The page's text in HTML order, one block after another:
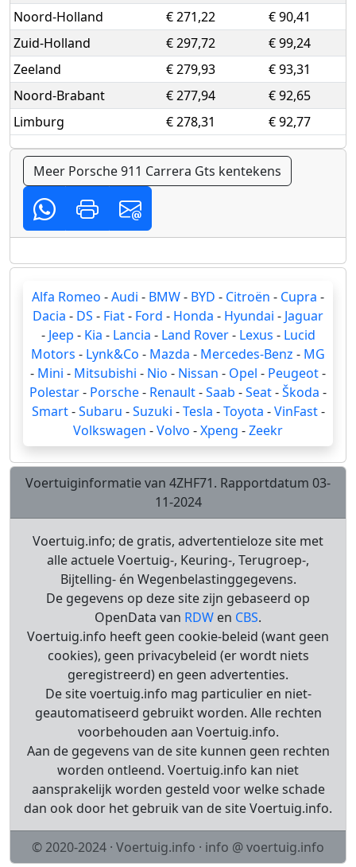
Noord-Holland
€ 271,22
€ 90,41
Zuid-Holland
€ 297,72
€ 99,24
Zeeland
€ 279,93
€ 93,31
Noord-Brabant
€ 277,94
€ 92,65
Limburg
€ 278,31 € 92,77
Meer Porsche 911 Carrera Gts kentekens
Alfa Romeo -Audi - BMW- BYD - Citroën - Cupra -
Dacia - DS - Fiat- Ford - Honda - Hyundai - Jaguar
- Jeep - Kia - Lancia - Land Rover- Lexus - Lucid
Motors - Lynk&Co - Mazda - Mercedes-Benz - MG
- Mini - Mitsubishi - Nio - Nissan - Opel - Peugeot-
Polestar- Porsche- Renault-Saab -Seat-Škoda -
Smart-Subaru -Suzuki -Tesla -Toyota -VinFast-
Volkswagen -Volvo -Xpeng -Zeekr
Voertuiginformatie van 4ZHF71. Rapportdatum 03-
11-2024
Voertuig.info; de gratis, advertentieloze site met
alle actuele Voertuig-, Keuring-, Terugroep-,
Bijtelling- én Wegenbelastinggegevens.
De gegevens op deze site zijn gebaseerd op
OpenData van RDW en CBS.
Voertuig.info heeft geen cookie-beleid (want geen
cookies), geen privacybeleid (er wordt niets
geregistreerd) en geen advertenties.
De site voertuig.info mag particulier en niet-
geautomatiseerd gebruikt worden. Alle rechten
voorbehouden aan Voertuig.info.
Aan de gegevens van de site kunnen geen rechten
worden ontleend. Voertuig.info kan niet
aansprakelijk worden gesteld voor welke schade
dan ook door het gebruik van de site Voertuig.info.
© 2020-2024 · Voertuig.info · info @ voertuig.info